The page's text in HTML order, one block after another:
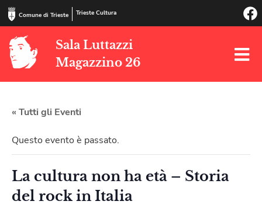
Comune di Trieste Trieste Cultura
Sala Luttazzi
Magazzino 26
« Tutti gli Eventi
Questo evento è passato.
La cultura non ha età – Storia
del rock in Italia